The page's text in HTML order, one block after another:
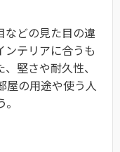
などの見た目の違
ンテリアに合うも
堅さや耐久性、
屋の用途や使う人